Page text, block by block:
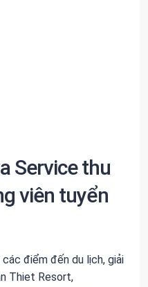
Service thu
viên tuyển
điểm đến du lịch, giải
Thiet Resort,